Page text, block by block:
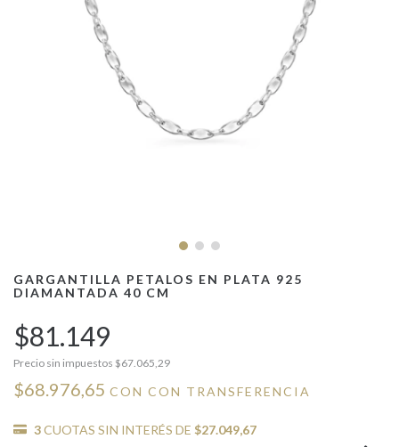
GARGANTILLA PETALOS EN PLATA 925
DIAMANTADA 40 CM
$81.149
Precio sin impuestos $67.065,29
$68.976,65 CON CON TRANSFERENCIA
3CUOTAS SIN INTERÉS DE $27.049,67